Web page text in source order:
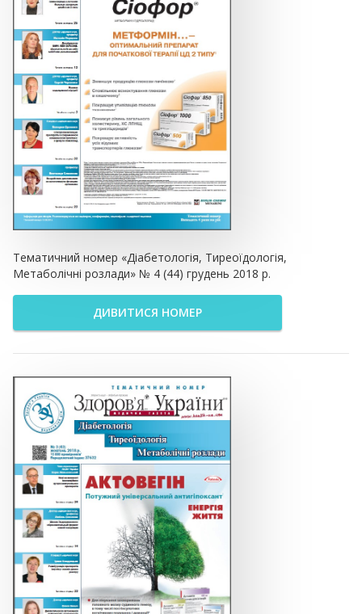
Тематичний номер «Діабетологія, Тиреоїдологія,
Метаболічні розлади» № 4 (44) грудень 2018 р.
ДИВИТИСЯ НОМЕР